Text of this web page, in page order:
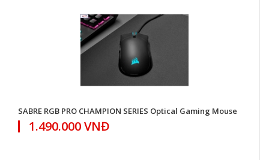
SABRE RGB PRO CHAMPION SERIES Optical Gaming Mouse
1.490.000 VNĐ